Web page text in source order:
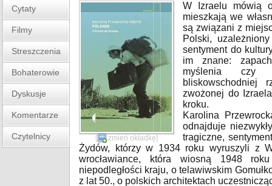
Cytaty
Filmy
Streszczenia
Bohaterowie
Dyskusje
Komentarze
Czytelnicy [ zmień okładkę]
W Izraelu mówią
mieszkają we
są związani z
Polski,
sentyment do
im znane:
myślenia czy
bliskowschodniej
zwożonej do
kroku.
Karolina
odnajduje
tragiczne,
Żydów, którzy w 1934 roku wyruszyli z
wrocławiance, która wiosną 1948 roku
niepodległości kraju, o telawiwskim
z lat 50., o polskich architektach